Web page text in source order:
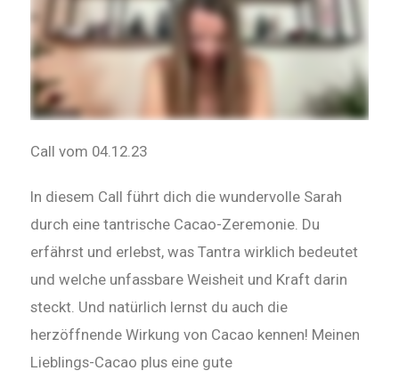
Call vom 04.12.23
In diesem Call führt dich die wundervolle Sarah
durch eine tantrische Cacao-Zeremonie. Du
erfährst und erlebst, was Tantra wirklich bedeutet
und welche unfassbare Weisheit und Kraft darin
steckt. Und natürlich lernst du auch die
herzöffnende Wirkung von Cacao kennen! Meinen
Lieblings-Cacao plus eine gute